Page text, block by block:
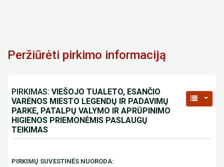
Peržiūrėti pirkimo informaciją
PIRKIMAS: VIEŠOJO TUALETO, ESANČIO
VARĖNOS MIESTO LEGENDŲ IR PADAVIMŲ
PARKE, PATALPŲ VALYMO IR APRŪPINIMO
HIGIENOS PRIEMONĖMIS PASLAUGŲ
TEIKIMAS
PIRKIMŲ SUVESTINĖS NUORODA: